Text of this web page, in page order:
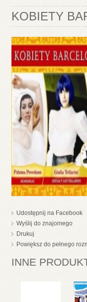
KOBIETY
Udostępnij na Facebook
Wyślij do znajomego
Drukuj
Powiększ do pełnego
INNE